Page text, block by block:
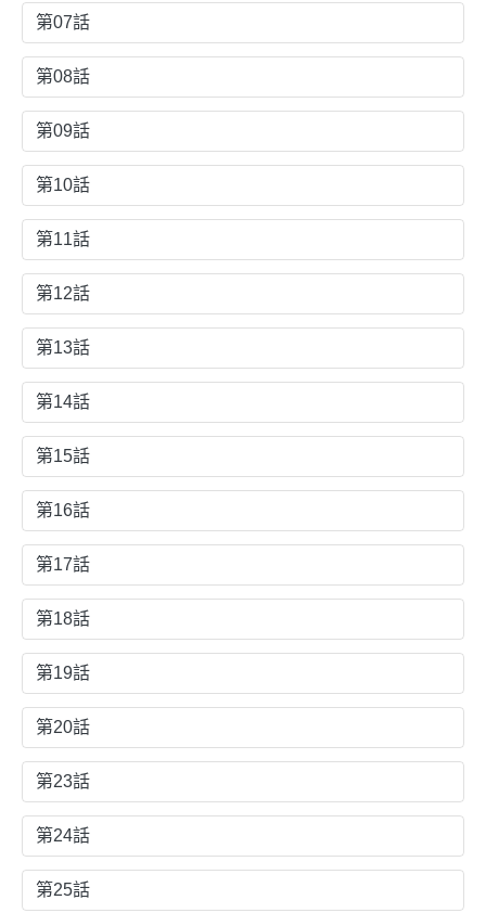
第07話
第08話
第09話
第10話
第11話
第12話
第13話
第14話
第15話
第16話
第17話
第18話
第19話
第20話
第23話
第24話
第25話